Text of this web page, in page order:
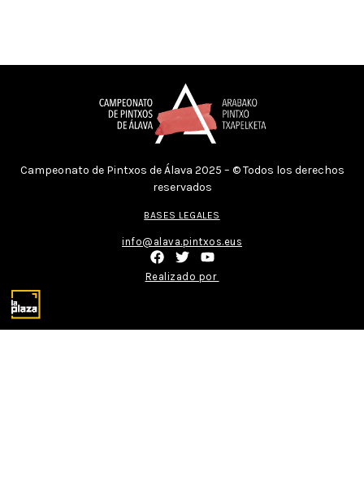
Campeonato de Pintxos de Álava 2025 – © Todos los derechos
reservados
BASES LEGALES
info@alava.pintxos.eus
Realizado por